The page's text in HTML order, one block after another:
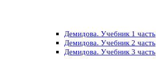
Демидова. Учебник 1 часть
Демидова. Учебник 2 часть
Демидова. Учебник 3 часть